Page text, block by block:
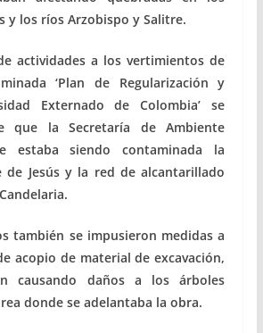
y los ríos Arzobispo y Salitre.
actividades a los vertimientos de
‘Plan de Regularización y
Externado de Colombia’ se
que la Secretaría de Ambiente
estaba siendo contaminada la
de Jesús y la red de alcantarillado
también se impusieron medidas a
acopio de material de excavación,
causando daños a los árboles
donde se adelantaba la obra.